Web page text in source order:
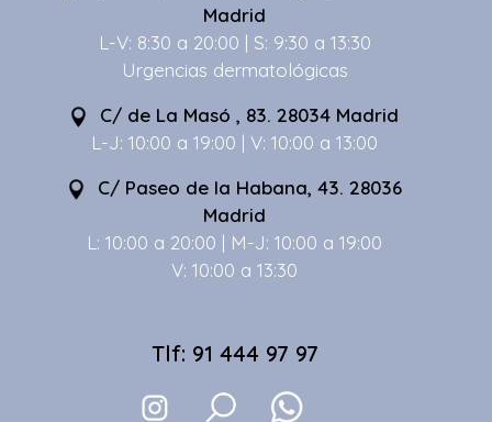
Madrid
L-V: 8:30 a 20:00 | S: 9:30 a 13:30
Urgencias dermatológicas
C/ de La Masó , 83. 28034 Madrid
L-J: 10:00 a 19:00 | V: 10:00 a 13:00
C/ Paseo de la Habana, 43. 28036
Madrid
L: 10:00 a 20:00 | M-J: 10:00 a 19:00
V: 10:00 a 13:30
Tlf: 91 444 97 97